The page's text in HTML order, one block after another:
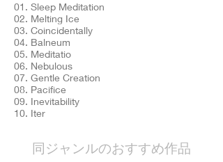
01. Sleep Meditation
02. Melting Ice
03. Coincidentally
04. Balneum
05. Meditatio
06. Nebulous
07. Gentle Creation
08. Pacifice
09. Inevitability
10. Iter
​同ジャンルのおすすめ作品